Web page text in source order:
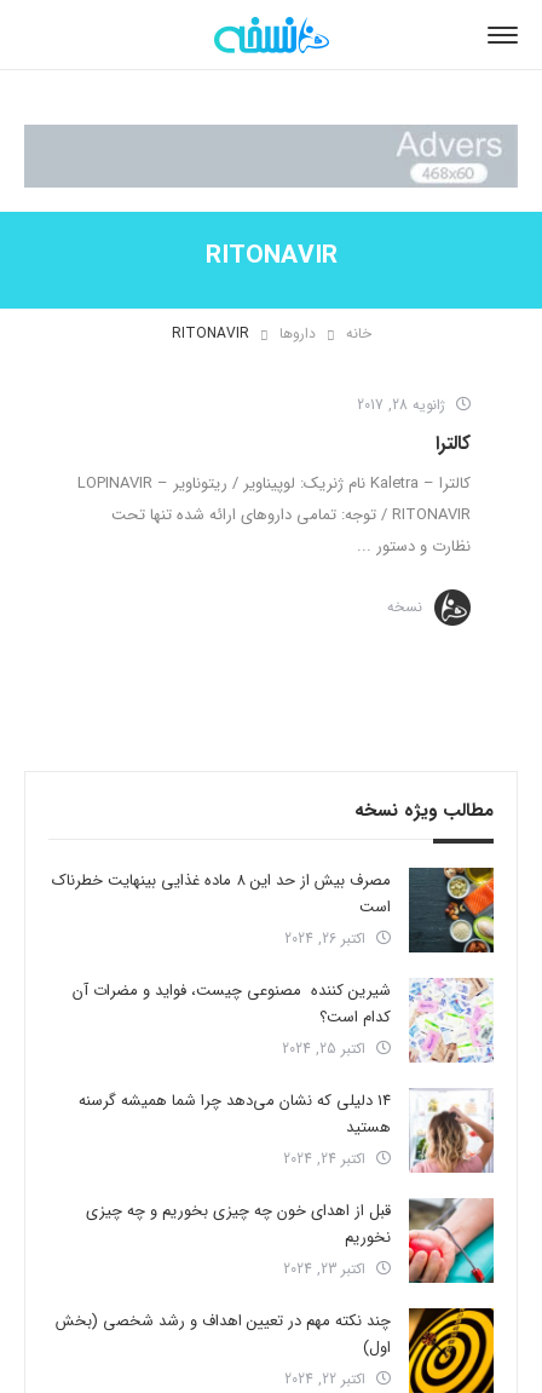
RITONAVIR
خانه داروها RITONAVIR
ژانویه 28, 2017
کالترا
کالترا – Kaletra نام ژنریک: لوپیناویر / ریتوناویر – LOPINAVIR
/ RITONAVIR توجه: تمامی داروهای ارائه شده تنها تحت
نظارت و دستور ...
نسخه
مطالب ویژه نسخه
مصرف بیش از حد این 8 ماده غذایی بینهایت خطرناک
است
اکتبر 26, 2024
شیرین کننده مصنوعی چیست، فواید و مضرات آن
کدام است؟
اکتبر 25, 2024
14 دلیلی که نشان می‌دهد چرا شما همیشه گرسنه
هستید
اکتبر 24, 2024
قبل از اهدای خون چه چیزی بخوریم و چه چیزی
نخوریم
اکتبر 23, 2024
چند نکته مهم در تعیین اهداف و رشد شخصی (بخش
اول)
اکتبر 22, 2024